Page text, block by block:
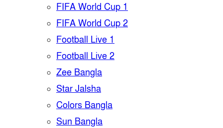
FIFA World Cup 1
FIFA World Cup 2
Football Live 1
Football Live 2
Zee Bangla
Star Jalsha
Colors Bangla
Sun Bangla